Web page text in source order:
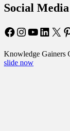
Social Media
Facebook
Instagram
YouTube
X
Knowledge Gainers
slide now